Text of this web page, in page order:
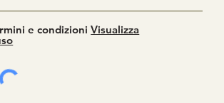
e condizioni Visualizza